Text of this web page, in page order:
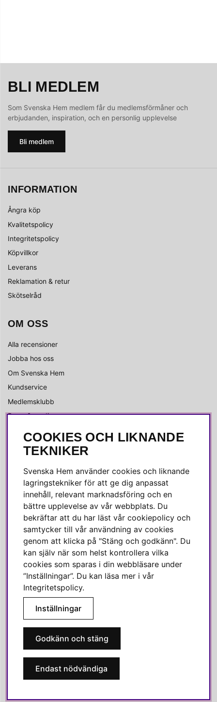
BLI MEDLEM
Som Svenska Hem medlem får du medlemsförmåner och
erbjudanden, inspiration, och en personlig upplevelse
Bli medlem
INFORMATION
Ångra köp
Kvalitetspolicy
Integritetspolicy
Köpvillkor
Leverans
Reklamation & retur
Skötselråd
OM OSS
Alla recensioner
Jobba hos oss
Om Svenska Hem
Kundservice
Medlemsklubb
Press & media
SOCIALA MEDIER
Instagram
Linkedin
Pinterest
SVENSKA HEM
Varmt välkommen till Svenska Hem!
Vi värdesätter våra kunder högt och finns här för att hjälpa dig
om du har några frågor eller vill ha inspiration.
010-35 00 610
E-post: e-handel@svenskahem.se
Våra butiker
COOKIES OCH LIKNANDE
TEKNIKER
Svenska Hem använder cookies och liknande
lagringstekniker för att ge dig anpassat
innehåll, relevant marknadsföring och en
bättre upplevelse av vår webbplats. Du
bekräftar att du har läst vår cookiepolicy och
samtycker till vår användning av cookies
genom att klicka på "Stäng och godkänn". Du
kan själv när som helst kontrollera vilka
cookies som sparas i din webbläsare under
”Inställningar”. Du kan läsa mer i vår
Integritetspolicy.
Inställningar
Godkänn och stäng
Endast nödvändiga